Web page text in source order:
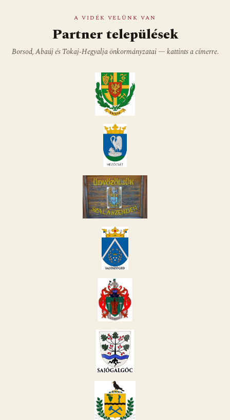
A VIDÉK VELÜNK VAN
Partner települések
Borsod, Abaúj és Tokaj-Hegyalja önkormányzatai — kattints a címerre.